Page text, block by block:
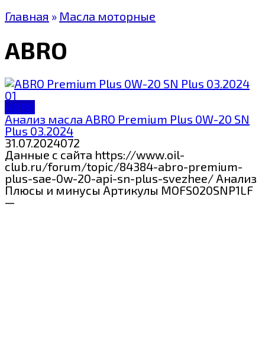
Главная » Масла моторные
ABRO
ABRO
Анализ масла ABRO Premium Plus 0W-20 SN
Plus 03.2024
31.07.2024072
Данные с сайта https://www.oil-
club.ru/forum/topic/84384-abro-premium-
plus-sae-0w-20-api-sn-plus-svezhee/ Анализ
Плюсы и минусы Артикулы MOFS020SNP1LF
—